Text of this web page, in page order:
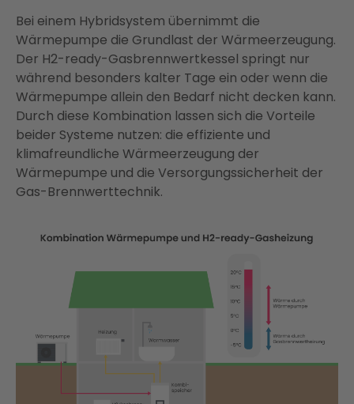
Bei einem Hybridsystem übernimmt die
Wärmepumpe die Grundlast der Wärmeerzeugung.
Der H2-ready-Gasbrennwertkessel springt nur
während besonders kalter Tage ein oder wenn die
Wärmepumpe allein den Bedarf nicht decken kann.
Durch diese Kombination lassen sich die Vorteile
beider Systeme nutzen: die effiziente und
klimafreundliche Wärmeerzeugung der
Wärmepumpe und die Versorgungssicherheit der
Gas-Brennwerttechnik.